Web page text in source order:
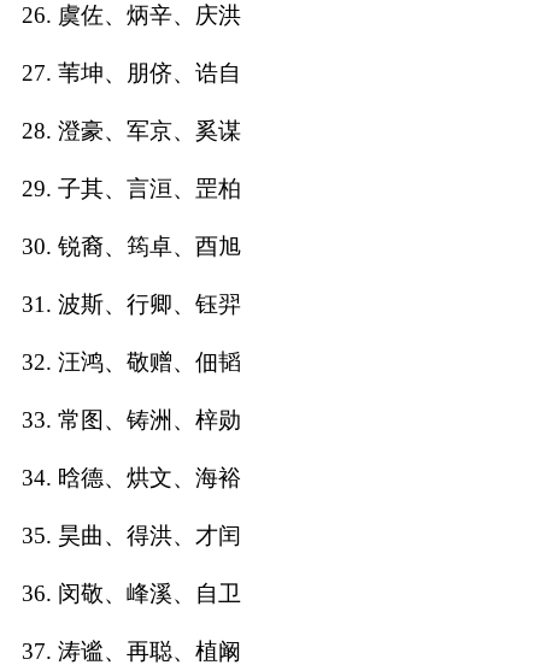
26. 虞佐、炳辛、庆洪
27. 苇坤、朋侪、诰自
28. 澄豪、军京、奚谋
29. 子其、言洹、罡柏
30. 锐裔、筠卓、酉旭
31. 波斯、行卿、钰羿
32. 汪鸿、敬赠、佃韬
33. 常图、铸洲、梓勋
34. 晗德、烘文、海裕
35. 昊曲、得洪、才闰
36. 闵敬、峰溪、自卫
37. 涛谧、再聪、植阚